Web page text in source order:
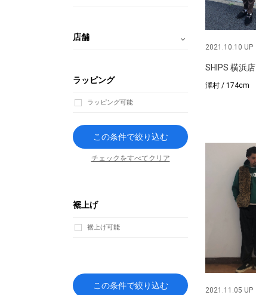
2021.10.10 UP
SHIPS 横浜店
澤村 / 174cm
2021.11.05 UP
店舗
ラッピング
ラッピング可能
この条件で絞り込む
チェックをすべてクリア
裾上げ
裾上げ可能
この条件で絞り込む